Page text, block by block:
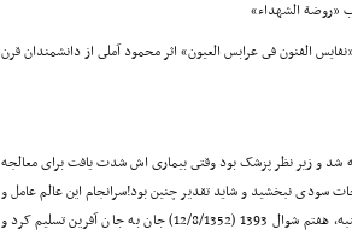
الفنون فى عرابس العیون» اثر محمود آملى از دانشمندان قرن
شد و زیر نظر پزشک بود وقتى بیمارى اش شدت یافت براى معالجه
سودى نبخشید و شاید تقدیر چنین بود!سرانجام این عالم عامل و
دانشمند کم نظیر، پس از هفتاد و سه سال زندگى پرافتخار، در شبِ یکشنبه، هفتم شوال 1393 (12/8/1352) جان به جان آفرین تسلیم کرد و